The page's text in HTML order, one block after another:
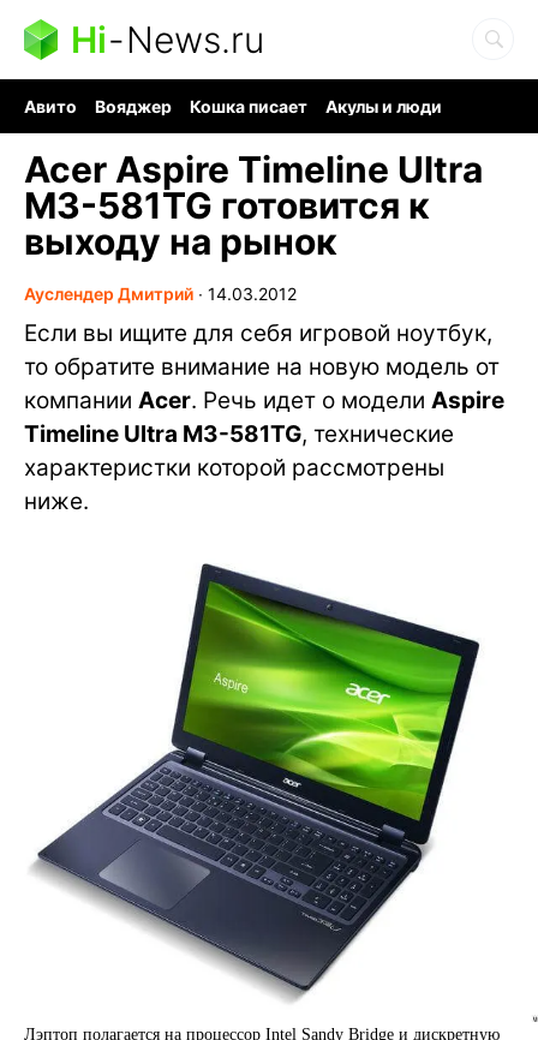
Hi-News.ru
Авито Вояджер Кошка писает
Акулы и люди
Acer Aspire Timeline Ultra
M3-581TG готовится к
выходу на рынок
Ауслендер Дмитрий ∙ 14.03.2012
Если вы ищите для себя игровой ноутбук,
то обратите внимание на новую модель от
компании Acer. Речь идет о модели Aspire
Timeline Ultra M3-581TG, технические
характеристки которой рассмотрены
ниже.
Лэптоп полагается на процессор Intel Sandy Bridge и дискретную